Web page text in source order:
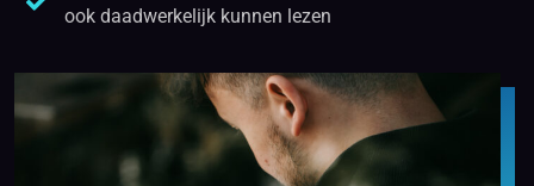
ook daadwerkelijk kunnen lezen
Vraag een gratis AI-vindbaarheidscheck aan